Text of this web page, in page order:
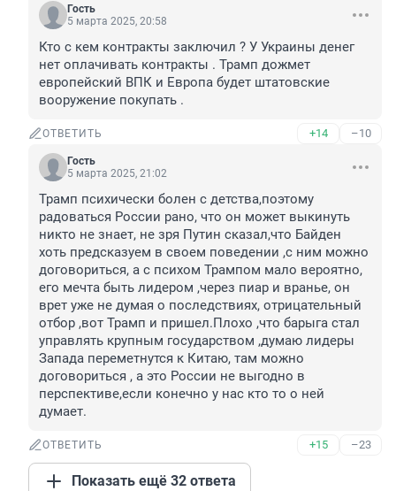
Гость
5 марта 2025, 20:58
Кто с кем контракты заключил ? У Украины денег
нет оплачивать контракты . Трамп дожмет
европейский ВПК и Европа будет штатовские
вооружение покупать .
ОТВЕТИТЬ +14 –10
Гость
5 марта 2025, 21:02
Трамп психически болен с детства,поэтому
радоваться России рано, что он может выкинуть
никто не знает, не зря Путин сказал,что Байден
хоть предсказуем в своем поведении ,с ним можно
договориться, а с психом Трампом мало вероятно,
его мечта быть лидером ,через пиар и вранье, он
врет уже не думая о последствиях, отрицательный
отбор ,вот Трамп и пришел.Плохо ,что барыга стал
управлять крупным государством ,думаю лидеры
Запада переметнутся к Китаю, там можно
договориться , а это России не выгодно в
перспективе,если конечно у нас кто то о ней
думает.
ОТВЕТИТЬ +15 –23
Показать ещё 32 ответа